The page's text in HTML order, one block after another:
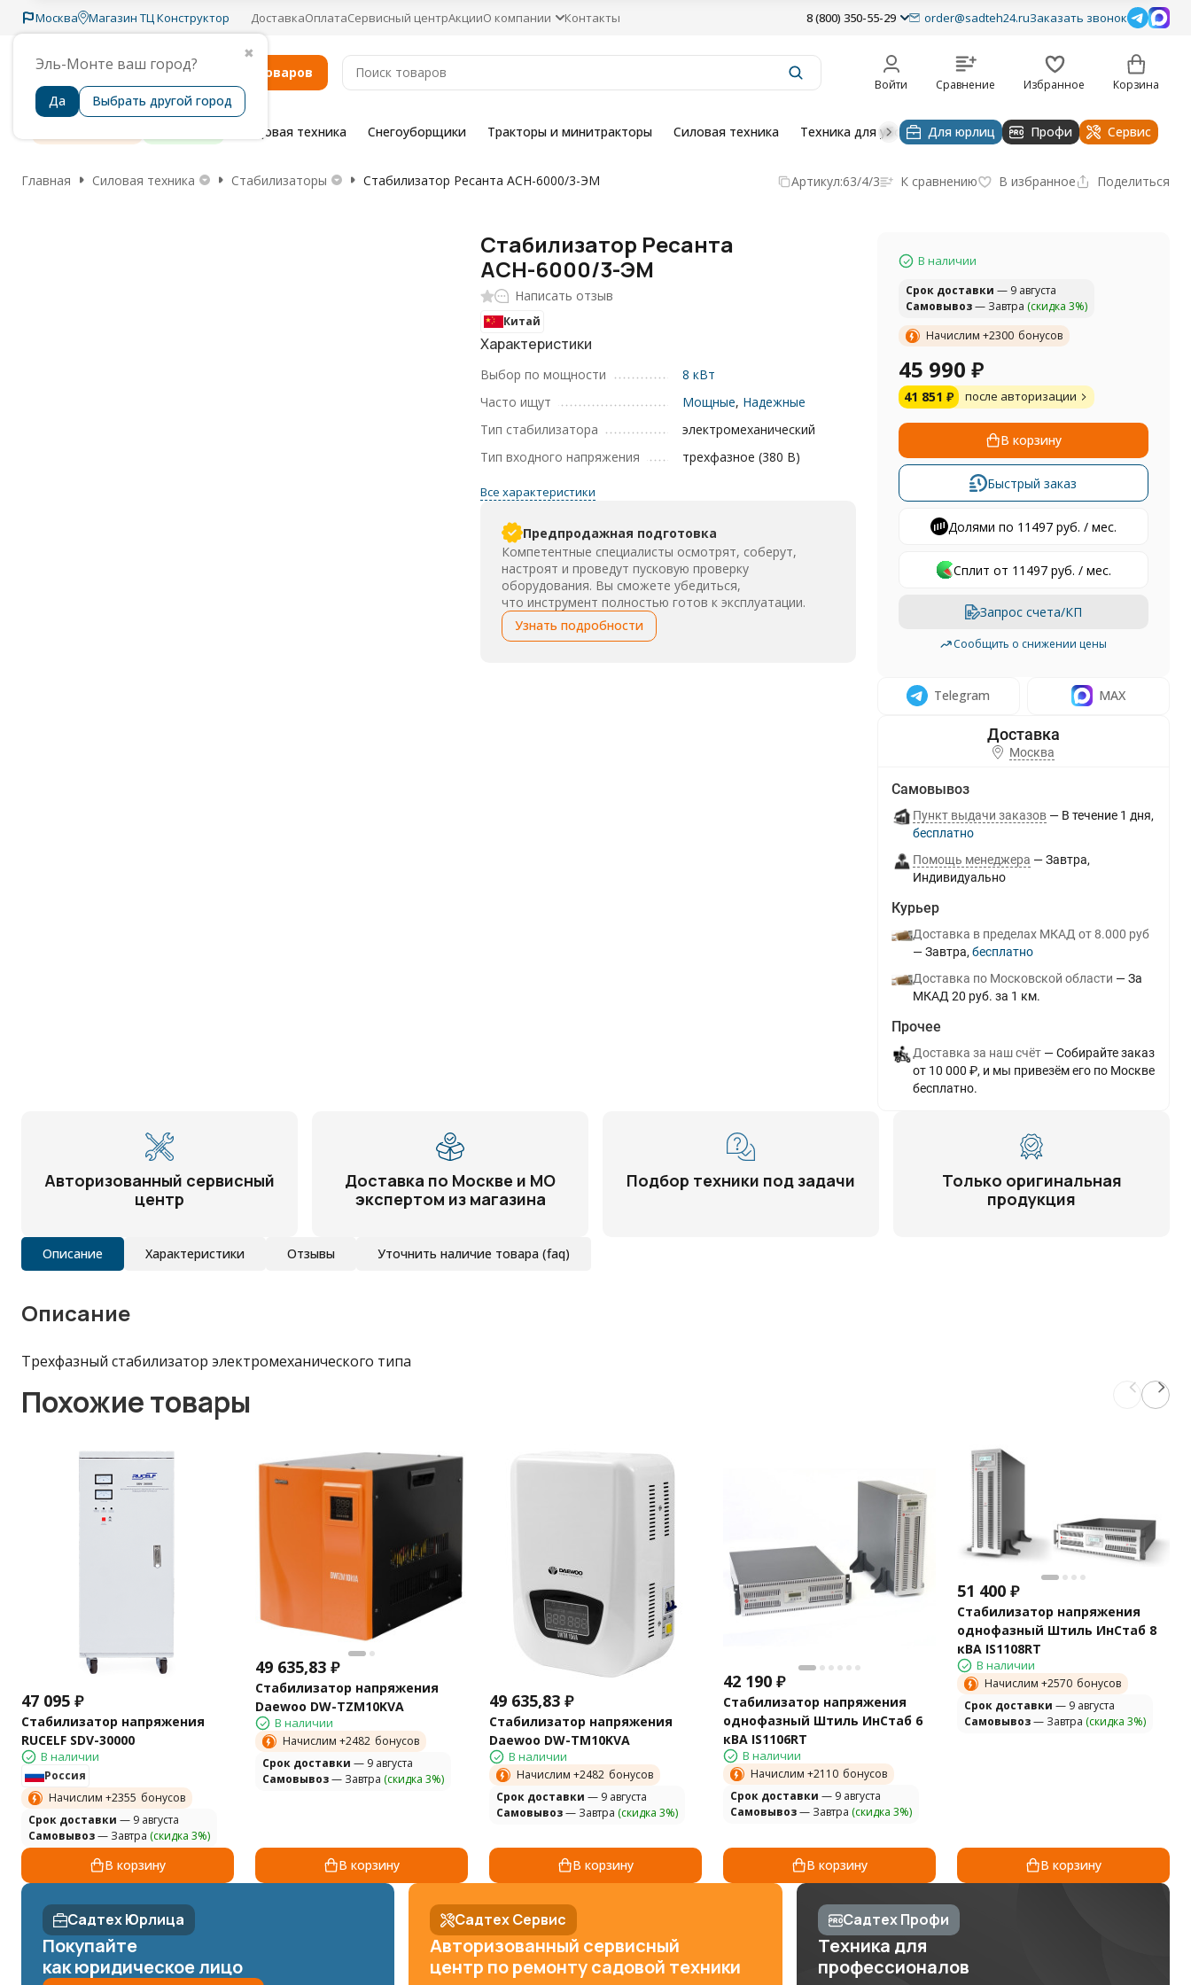
Москва
✖
Эль-Монте ваш город?
Да Выбрать другой город
Магазин ТЦ Конструктор ДоставкаОплатаСервисный центрАкцииО компании Контакты 8 (800) 350-55-29 order@sadteh24.ruЗаказать звонок
Каталог товаров
Войти Сравнение Избранное Корзина
Садовая техника Снегоуборщики Тракторы и минитракторы Силовая техника Техника для уборки Строительная техника
Для юрлиц Профи Сервис
Главная Силовая техника Стабилизаторы Стабилизатор Ресанта АСН-6000/3-ЭМ Артикул:63/4/3 К сравнению В избранное Поделиться
Стабилизатор Ресанта
АСН-6000/3-ЭМ
Написать отзыв
Китай
Характеристики
Выбор по мощности
8 кВт
Часто ищут
Мощные, Надежные
Тип стабилизатора
электромеханический
Тип входного напряжения
трехфазное (380 В)
Все характеристики
Предпродажная подготовка
Компетентные специалисты осмотрят, соберут,
настроят и проведут пусковую проверку
оборудования. Вы сможете убедиться,
что инструмент полностью готов к эксплуатации.
Узнать подробности
В наличии
Cрок доставки — 9 августа
Самовывоз— Завтра (скидка 3%)
Начислим +2300 бонусов
45 990 ₽
41 851 ₽ после авторизации
В корзину
Быстрый заказ
Долями по 11497 руб. / мес.
Сплит от 11497 руб. / мес.
Запрос счета/КП
Сообщить о снижении цены
Telegram MAX
Москва
Самовывоз
Пункт выдачи заказов В течение 1 дня
Бесплатно
Помощь менеджера
Завтра
Индивидуально
Курьер
Доставка в пределах МКАД от 8.000 руб
Завтра
Бесплатно
Доставка по Московской области
За
МКАД 20 руб. за 1 км.
Прочее
Доставка за наш счёт
Собирайте заказ
от 10 000 ₽, и мы привезём его по Москве
бесплатно.
Авторизованный сервисный
центр
Доставка по Москве и МО
экспертом из магазина
Подбор техники под задачи
Только оригинальная
продукция
Описание Характеристики Отзывы Уточнить наличие товара (faq)
Описание
Трехфазный стабилизатор электромеханического типа
Похожие товары
47 095 ₽
Стабилизатор напряжения
RUCELF SDV-30000
В наличии
Россия
Начислим +2355 бонусов
Cрок доставки — 9 августа
Самовывоз— Завтра (скидка 3%)
В корзину
49 635,83 ₽
Стабилизатор напряжения
Daewoo DW-TZM10KVA
В наличии
Начислим +2482 бонусов
Cрок доставки — 9 августа
Самовывоз— Завтра (скидка 3%)
В корзину
49 635,83 ₽
Стабилизатор напряжения
Daewoo DW-TM10KVA
В наличии
Начислим +2482 бонусов
Cрок доставки — 9 августа
Самовывоз— Завтра (скидка 3%)
В корзину
42 190 ₽
Стабилизатор напряжения
однофазный Штиль ИнСтаб 6
кВА IS1106RT
В наличии
Начислим +2110 бонусов
Cрок доставки — 9 августа
Самовывоз— Завтра (скидка 3%)
В корзину
51 400 ₽
Стабилизатор напряжения
однофазный Штиль ИнСтаб 8
кВА IS1108RT
В наличии
Начислим +2570 бонусов
Cрок доставки — 9 августа
Самовывоз— Завтра (скидка 3%)
В корзину
Садтех Юрлица
Покупайте
как юридическое лицо
Садтех Сервис
Авторизованный сервисный
центр по ремонту садовой техники
Садтех Профи
Техника для
профессионалов